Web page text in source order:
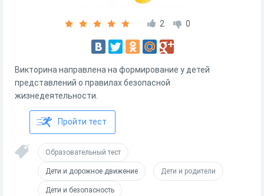
2 0
Викторина направлена на формирование у детей
представлений о правилах безопасной
жизнедеятельности.
Пройти тест
Образовательный тест
Дети и дорожное движение Дети и родители
Дети и безопасность